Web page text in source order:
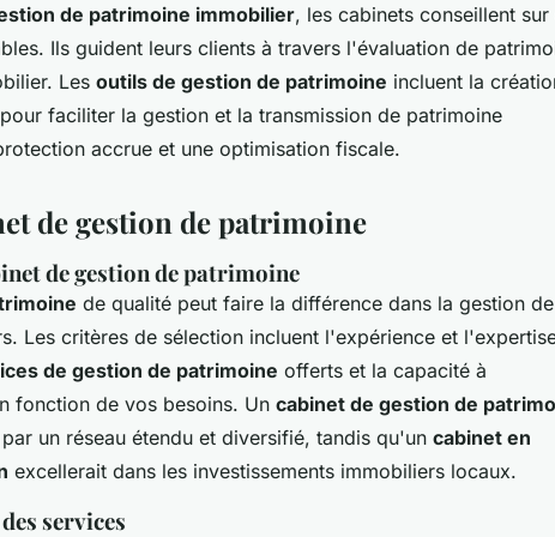
de patrimoine immobilier, les cabinets conseillent sur
Ils guident leurs clients à travers l'évaluation de
Les outils de gestion de patrimoine incluent la
faciliter la gestion et la transmission de patrimoine
accrue et une optimisation fiscale.
de gestion de patrimoine
de gestion de patrimoine
de qualité peut faire la différence dans la gestion
Les critères de sélection incluent l'expérience et
de gestion de patrimoine offerts et la capacité à
fonction de vos besoins. Un cabinet de gestion de
un réseau étendu et diversifié, tandis qu'un cabinet en
excellerait dans les investissements immobiliers locaux.
services